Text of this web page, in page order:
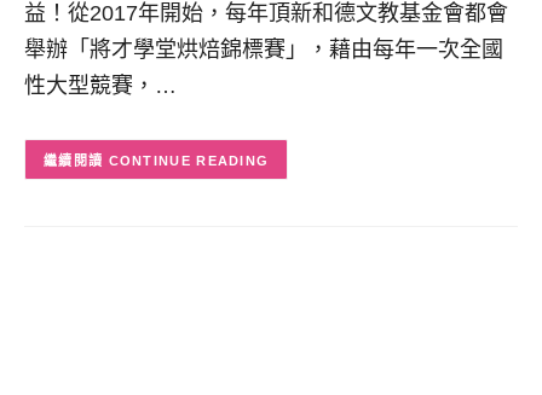
益！從2017年開始，每年頂新和德文教基金會都會
舉辦「將才學堂烘焙錦標賽」，藉由每年一次全國
性大型競賽，…
CONTINUE READING